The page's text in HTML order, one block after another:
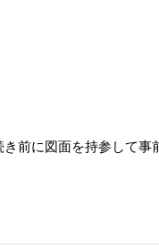
前に図面を持参して